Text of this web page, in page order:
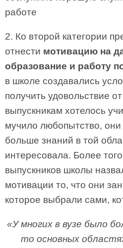
работе
2. Ко второй категории
отнести мотивацию на
образование и работу
в школе создавались
получить удовольствие
выпускникам хотелось
мучило любопытство, они
больше знаний в той
интересовала. Более
выпускников школы
мотивации то, что они
которое выбрали сами,
«У многих в вузе было
то основных